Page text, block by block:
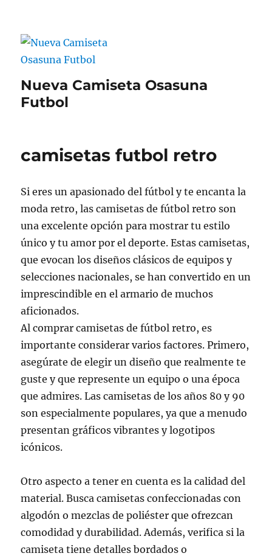
Nueva Camiseta Osasuna
Futbol
camisetas futbol retro
Si eres un apasionado del fútbol y te encanta la
moda retro, las camisetas de fútbol retro son
una excelente opción para mostrar tu estilo
único y tu amor por el deporte. Estas camisetas,
que evocan los diseños clásicos de equipos y
selecciones nacionales, se han convertido en un
imprescindible en el armario de muchos
aficionados.
Al comprar camisetas de fútbol retro, es
importante considerar varios factores. Primero,
asegúrate de elegir un diseño que realmente te
guste y que represente un equipo o una época
que admires. Las camisetas de los años 80 y 90
son especialmente populares, ya que a menudo
presentan gráficos vibrantes y logotipos
icónicos.
Otro aspecto a tener en cuenta es la calidad del
material. Busca camisetas confeccionadas con
algodón o mezclas de poliéster que ofrezcan
comodidad y durabilidad. Además, verifica si la
camiseta tiene detalles bordados o